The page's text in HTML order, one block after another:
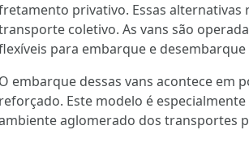
privativo. Essas
coletivo. As vans são
para embarque e
O embarque dessas vans acontece
reforçado. Este modelo é
aglomerado dos transportes